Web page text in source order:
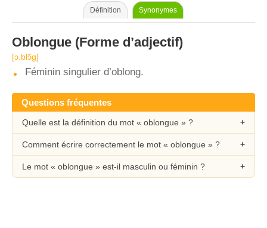
Définition Synonymes
Oblongue (Forme d’adjectif)
[ɔ.blɔ̃ɡ]
Féminin singulier d’oblong.
Questions fréquentes
Quelle est la définition du mot « oblongue » ?
Comment écrire correctement le mot « oblongue » ?
Le mot « oblongue » est-il masculin ou féminin ?